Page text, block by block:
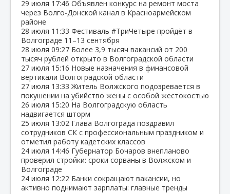
29 июля 17:46 Объявлен конкурс на ремонт моста
через Волго‑Донской канал в Красноармейском
районе
28 июля 11:33 Фестиваль #ТриЧетыре пройдёт в
Волгограде 11–13 сентября
28 июля 09:27 Более 3,9 тысяч вакансий от 200
тысяч рублей открыто в Волгоградской области
27 июля 15:16 Новые назначения в финансовой
вертикали Волгоградской области
27 июля 13:33 Житель Волжского подозревается в
покушении на убийство жены с особой жестокостью
26 июля 15:20 На Волгоградскую область
надвигается шторм
25 июля 13:02 Глава Волгограда поздравил
сотрудников СК с профессиональным праздником и
отметил работу кадетских классов
24 июля 14:46 Губернатор Бочаров внепланово
проверил стройки: сроки сорваны в Волжском и
Волгограде
24 июля 12:22 Банки сокращают вакансии, но
активно поднимают зарплаты: главные тренды